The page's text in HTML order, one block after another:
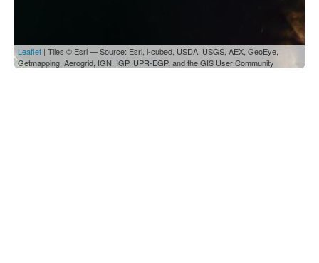
Leaflet | Tiles © Esri — Source: Esri, i-cubed, USDA, USGS, AEX, GeoEye,
Getmapping, Aerogrid, IGN, IGP, UPR-EGP, and the GIS User Community